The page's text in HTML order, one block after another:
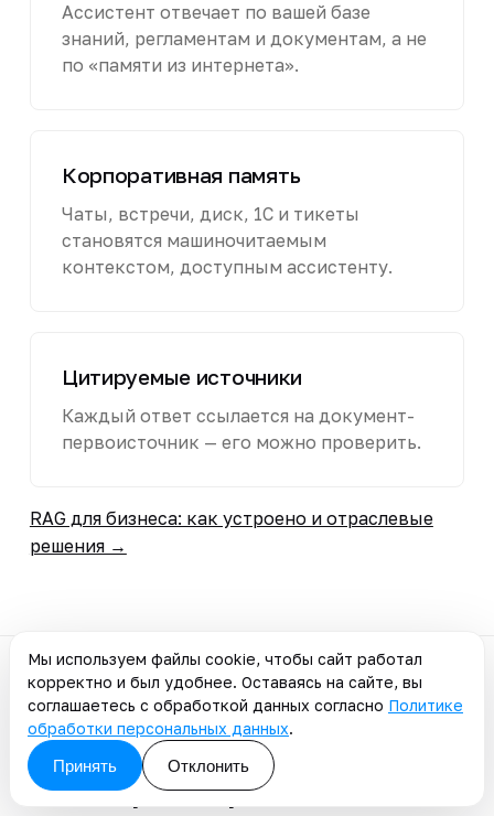
Ассистент отвечает по вашей базе
знаний, регламентам и документам, а не
по «памяти из интернета».
Корпоративная память
Чаты, встречи, диск, 1С и тикеты
становятся машиночитаемым
контекстом, доступным ассистенту.
Цитируемые источники
Каждый ответ ссылается на документ-
первоисточник — его можно проверить.
RAG для бизнеса: как устроено и отраслевые
решения →
ВОПРОСЫ ИТ-ДИРЕКТОРА
Что обычно спрашивает
ИТ-директор
Мы используем файлы cookie, чтобы сайт работал
корректно и был удобнее. Оставаясь на сайте, вы
соглашаетесь с обработкой данных согласно Политике
обработки персональных данных.
Принять
Отклонить